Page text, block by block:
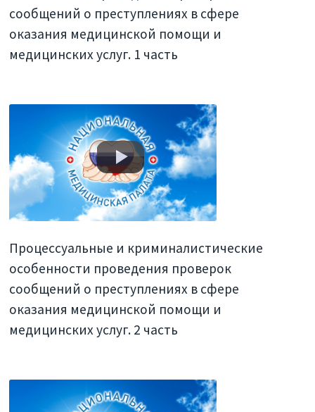
сообщений о преступлениях в сфере
оказания медицинской помощи и
медицинских услуг. 1 часть
Процессуальные и криминалистические
особенности проведения проверок
сообщений о преступлениях в сфере
оказания медицинской помощи и
медицинских услуг. 2 часть